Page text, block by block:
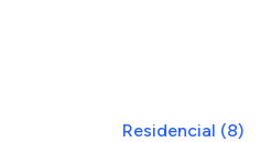
Residencial (8)